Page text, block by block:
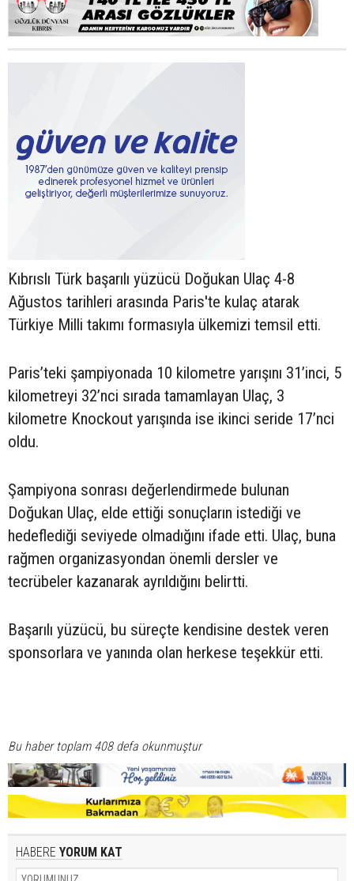
Kıbrıslı Türk başarılı yüzücü Doğukan Ulaç 4-8
Ağustos tarihleri arasında Paris'te kulaç atarak
Türkiye Milli takımı formasıyla ülkemizi temsil etti.
Paris’teki şampiyonada 10 kilometre yarışını 31’inci, 5
kilometreyi 32’nci sırada tamamlayan Ulaç, 3
kilometre Knockout yarışında ise ikinci seride 17’nci
oldu.
Şampiyona sonrası değerlendirmede bulunan
Doğukan Ulaç, elde ettiği sonuçların istediği ve
hedeflediği seviyede olmadığını ifade etti. Ulaç, buna
rağmen organizasyondan önemli dersler ve
tecrübeler kazanarak ayrıldığını belirtti.
Başarılı yüzücü, bu süreçte kendisine destek veren
sponsorlara ve yanında olan herkese teşekkür etti.
Bu haber toplam 408 defa okunmuştur
HABERE YORUM KAT